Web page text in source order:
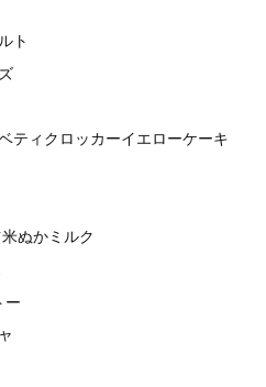
ト
ティクロッカーイエローケーキ
ぬかミルク
ー